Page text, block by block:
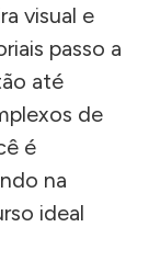
visual e
passo a
até
de
é
na
ideal